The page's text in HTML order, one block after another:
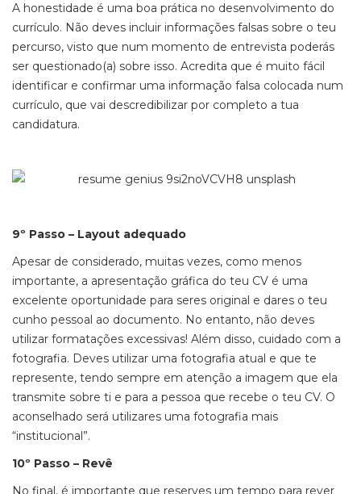
A honestidade é uma boa prática no desenvolvimento do
currículo. Não deves incluir informações falsas sobre o teu
percurso, visto que num momento de entrevista poderás
ser questionado(a) sobre isso. Acredita que é muito fácil
identificar e confirmar uma informação falsa colocada num
currículo, que vai descredibilizar por completo a tua
candidatura.
9º Passo – Layout adequado
Apesar de considerado, muitas vezes, como menos
importante, a apresentação gráfica do teu CV é uma
excelente oportunidade para seres original e dares o teu
cunho pessoal ao documento. No entanto, não deves
utilizar formatações excessivas! Além disso, cuidado com a
fotografia. Deves utilizar uma fotografia atual e que te
represente, tendo sempre em atenção a imagem que ela
transmite sobre ti e para a pessoa que recebe o teu CV. O
aconselhado será utilizares uma fotografia mais
“institucional”.
10º Passo – Revê
No final, é importante que reserves um tempo para rever